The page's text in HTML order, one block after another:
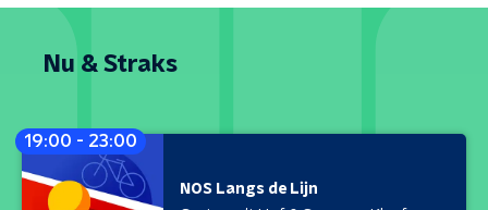
Nu & Straks
19:00 - 23:00
NOS Langs de Lijn